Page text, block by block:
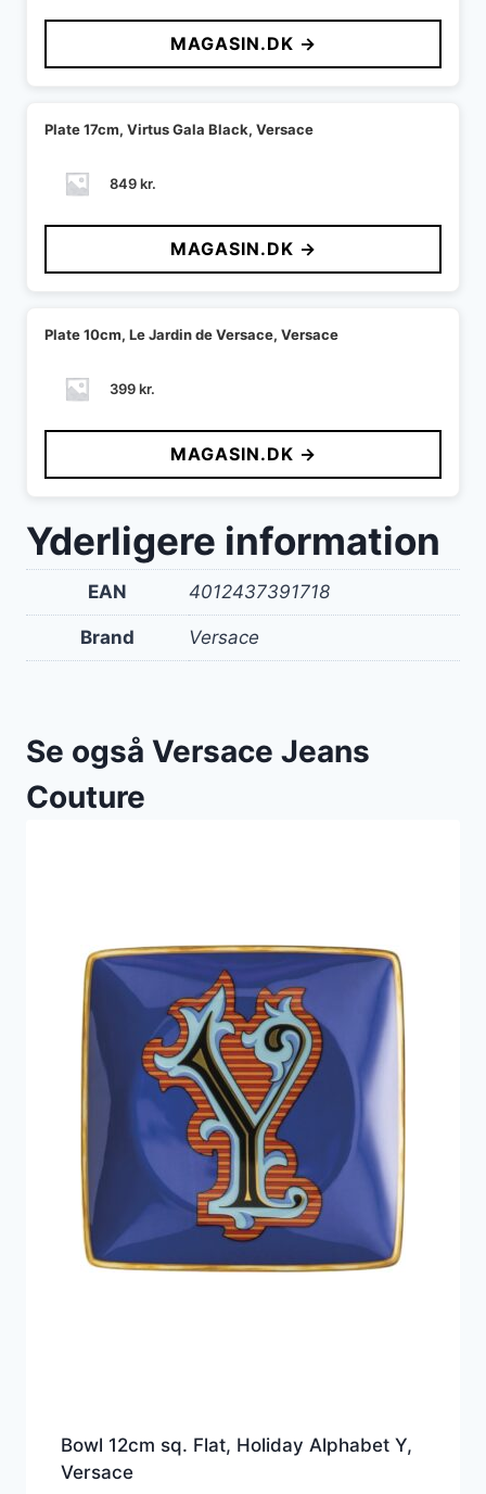
MAGASIN.DK →
Plate 17cm, Virtus Gala Black, Versace
849kr.
MAGASIN.DK →
Plate 10cm, Le Jardin de Versace, Versace
399kr.
MAGASIN.DK →
Yderligere information
EAN 4012437391718
Brand Versace
Se også Versace Jeans
Couture
Bowl 12cm sq. Flat, Holiday Alphabet Y,
Versace